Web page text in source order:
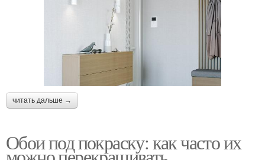
читать дальше →
Обои под покраску: как часто их